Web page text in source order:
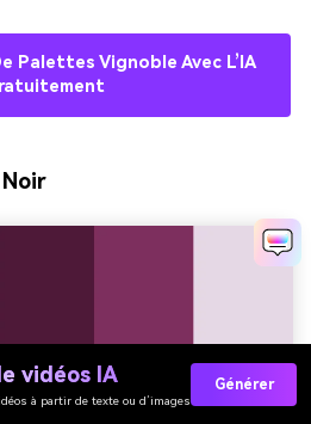
Palettes Vignoble Avec L’IA
vidéos IA
à partir de texte ou d’images
Générer